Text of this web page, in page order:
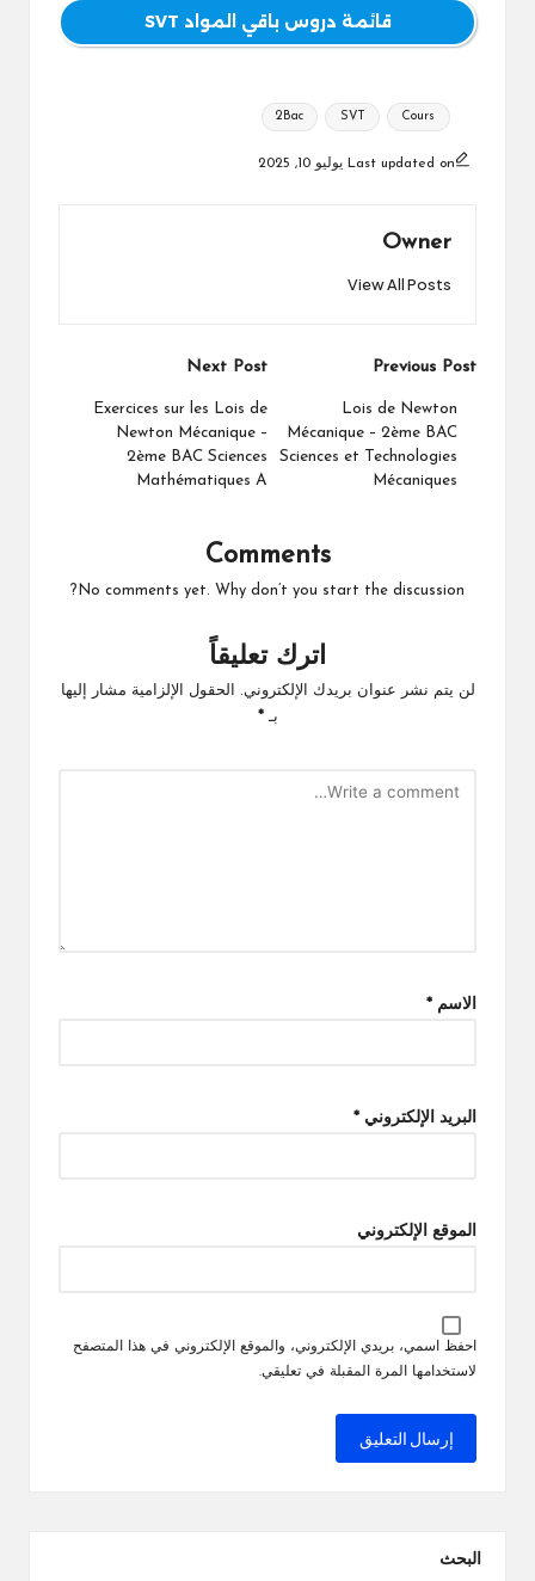
قائمة دروس باقي المواد SVT
Tags:
2Bac SVT Cours
Last updated on يوليو 10, 2025
Owner
View All Posts
Post
navigation
Previous Post
Lois de Newton
Mécanique – 2ème BAC
Sciences et Technologies
Mécaniques
Next Post
Exercices sur les Lois de
Newton Mécanique –
2ème BAC Sciences
Mathématiques A
Comments
No comments yet. Why don’t you start the discussion?
اترك تعليقاً
لن يتم نشر عنوان بريدك الإلكتروني.
الحقول الإلزامية مشار إليها
بـ*
الاسم *
البريد الإلكتروني *
الموقع الإلكتروني
احفظ اسمي، بريدي الإلكتروني، والموقع الإلكتروني في هذا المتصفح
لاستخدامها المرة المقبلة في تعليقي.
البحث